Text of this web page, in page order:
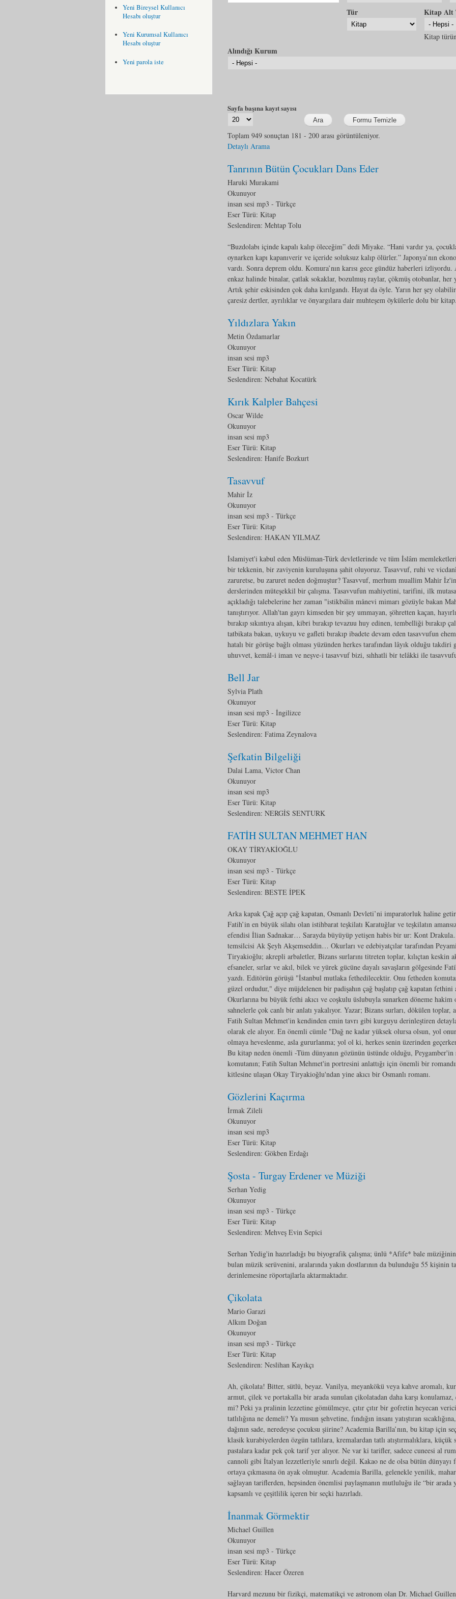
Yeni Bireysel Kullanıcı
Hesabı oluştur
Yeni Kurumsal Kullanıcı
Hesabı oluştur
Yeni parola iste
Tür Kitap Alt
Kitap
Alındığı Kurum
Sayfa başına kayıt sayısı
Toplam 949 sonuçtan 181 - 200 arası görüntüleniyor.
Detaylı Arama
Tanrının Bütün Çocukları Dans Eder
Haruki Murakami
Okunuyor
insan sesi mp3 - Türkçe
Eser Türü: Kitap
Seslendiren: Mehtap Tolu
“Buzdolabı içinde kapalı kalıp öleceğim” dedi Miyake. “Hani vardır ya,
oynarken kapı kapanıverir ve içeride soluksuz kalıp ölürler.” Japonya’nın
vardı. Sonra deprem oldu. Komura’nın karısı gece gündüz haberleri
enkaz halinde binalar, çatlak sokaklar, bozulmuş raylar, çökmüş otobanlar, her
Artık şehir eskisinden çok daha kırılgandı. Hayat da öyle. Yarın her şey
çaresiz dertler, ayrılıklar ve önyargılara dair muhteşem öykülerle dolu bir kitap.
Yıldızlara Yakın
Metin Özdamarlar
Okunuyor
insan sesi mp3
Eser Türü: Kitap
Seslendiren: Nebahat Kocatürk
Kırık Kalpler Bahçesi
Oscar Wilde
Okunuyor
insan sesi mp3
Eser Türü: Kitap
Seslendiren: Hanife Bozkurt
Tasavvuf
Mahir İz
Okunuyor
insan sesi mp3 - Türkçe
Eser Türü: Kitap
Seslendiren: HAKAN YILMAZ
İslamiyet'i kabul eden Müslüman-Türk devletlerinde ve tüm İslâm
bir tekkenin, bir zaviyenin kuruluşuna şahit oluyoruz. Tasavvuf, ruhi ve
zaruretse, bu zaruret neden doğmuştur? Tasavvuf, merhum muallim Mahir
derslerinden müteşekkil bir çalışma. Tasavvufun mahiyetini, tarifini, ilk
açıkladığı talebelerine her zaman "istikbálin månevi mimarı gözüyle bakan
tanıştırıyor. Allah'tan gayrı kimseden bir şey ummayan, şöhretten kaçan,
bırakıp sıkıntıya alışan, kibri bırakıp tevazuu huy edinen, tembelliği bırakıp
tatbikata bakan, uykuyu ve gafleti bırakıp ibadete devam eden tasavvufun
hatalı bir görüşe bağlı olması yüzünden herkes tarafından lâyık olduğu
uhuvvet, kemål-i iman ve neşve-i tasavvuf bizi, sıhhatli bir telâkki ile
Bell Jar
Sylvia Plath
Okunuyor
insan sesi mp3 - İngilizce
Eser Türü: Kitap
Seslendiren: Fatima Zeynalova
Şefkatin Bilgeliği
Dalai Lama, Victor Chan
Okunuyor
insan sesi mp3
Eser Türü: Kitap
Seslendiren: NERGİS SENTURK
FATİH SULTAN MEHMET HAN
OKAY TİRYAKİOĞLU
Okunuyor
insan sesi mp3 - Türkçe
Eser Türü: Kitap
Seslendiren: BESTE İPEK
Arka kapak Çağ açıp çağ kapatan, Osmanlı Devleti’ni imparatorluk haline
Fatih’in en büyük silahı olan istihbarat teşkilatı Karatuğlar ve teşkilatın
efendisi İlian Sadnakar… Sarayda büyüyüp yetişen habis bir ur: Kont
temsilcisi Ak Şeyh Akşemseddin… Okurları ve edebiyatçılar tarafından
Tiryakioğlu; akrepli arbaletler, Bizans surlarını titreten toplar, kılıçtan keskin
efsaneler, sırlar ve akıl, bilek ve yürek gücüne dayalı savaşların gölgesinde
yazdı. Editörün görüşü "İstanbul mutlaka fethedilecektir. Onu fetheden
güzel ordudur," diye müjdelenen bir padişahın çağ başlatıp çağ kapatan
Okurlarına bu büyük fethi akıcı ve coşkulu üslubuyla sunarken döneme hakim
sahnelerle çok canlı bir anlatı yakalıyor. Yazar; Bizans surları, dökülen toplar,
Fatih Sultan Mehmet'in kendinden emin tavrı gibi kurguyu derinleştiren
olarak ele alıyor. En önemli cümle "Dağ ne kadar yüksek olursa olsun, yol
olmaya heveslenme, asla gururlanma; yol ol ki, herkes senin üzerinden
Bu kitap neden önemli -Tüm dünyanın gözünün üstünde olduğu,
komutanın; Fatih Sultan Mehmet'in portresini anlattığı için önemli bir
kitlesine ulaşan Okay Tiryakioğlu'ndan yine akıcı bir Osmanlı romanı.
Gözlerini Kaçırma
İrmak Zileli
Okunuyor
insan sesi mp3
Eser Türü: Kitap
Seslendiren: Gökben Erdağı
Şosta - Turgay Erdener ve Müziği
Serhan Yedig
Okunuyor
insan sesi mp3 - Türkçe
Eser Türü: Kitap
Seslendiren: Mehveş Evin Sepici
Serhan Yedig'in hazırladığı bu biyografik çalışma; ünlü *Afife* bale
bulan müzik serüvenini, aralarında yakın dostlarının da bulunduğu 55 kişinin
derinlemesine röportajlarla aktarmaktadır.
Çikolata
Mario Garazi
Alkım Doğan
Okunuyor
insan sesi mp3 - Türkçe
Eser Türü: Kitap
Seslendiren: Neslihan Kayıkçı
Ah, çikolata! Bitter, sütlü, beyaz. Vanilya, meyankökü veya kahve aromalı,
armut, çilek ve portakalla bir arada sunulan çikolatadan daha karşı
mi? Peki ya pralinin lezzetine gömülmeye, çıtır çıtır bir gofretin heyecan verici
tatlılığına ne demeli? Ya musun şehvetine, fındığın insanı yatıştıran
dağının sade, neredeyse çocuksu şiirine? Academia Barilla’nın, bu kitap için
klasik kurabiyelerden özgün tatlılara, kremalardan tatlı atıştırmalıklara, küçük
pastalara kadar pek çok tarif yer alıyor. Ne var ki tarifler, sadece cuneesi al
cannoli gibi İtalyan lezzetleriyle sınırlı değil. Kakao ne de olsa bütün
ortaya çıkmasına ön ayak olmuştur. Academia Barilla, gelenekle yenilik,
sağlayan tariflerden, hepsinden önemlisi paylaşmanın mutluluğu ile “bir arada
kapsamlı ve çeşitlilik içeren bir seçki hazırladı.
İnanmak Görmektir
Michael Guillen
Okunuyor
insan sesi mp3 - Türkçe
Eser Türü: Kitap
Seslendiren: Hacer Özeren
Harvard mezunu bir fizikçi, matematikçi ve astronom olan Dr. Michael